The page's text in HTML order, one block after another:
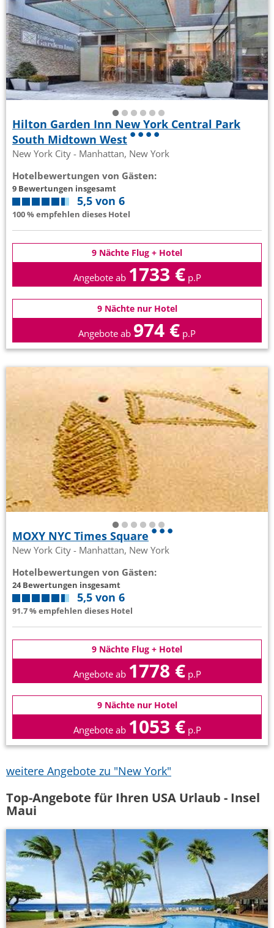
Hilton Garden Inn New York Central Park
South Midtown West
New York City - Manhattan, New York
Hotelbewertungen von Gästen:
9 Bewertungen insgesamt
5,5 von 6
100 % empfehlen dieses Hotel
9 Nächte Flug + Hotel
Angebote ab 1733 € p.P
9 Nächte nur Hotel
Angebote ab 974 € p.P
MOXY NYC Times Square
New York City - Manhattan, New York
Hotelbewertungen von Gästen:
24 Bewertungen insgesamt
5,5 von 6
91.7 % empfehlen dieses Hotel
9 Nächte Flug + Hotel
Angebote ab 1778 € p.P
9 Nächte nur Hotel
Angebote ab 1053 € p.P
weitere Angebote zu "New York"
Top-Angebote für Ihren USA Urlaub - Insel
Maui